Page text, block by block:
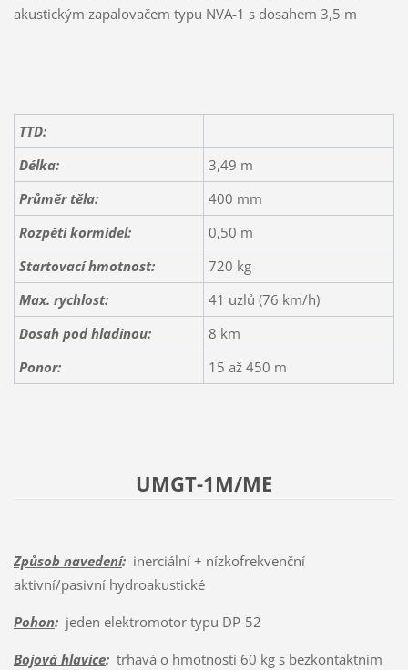
akustickým zapalovačem typu NVA-1 s dosahem 3,5 m
TTD:
Délka:
3,49 m
Průměr těla:
400 mm
Rozpětí kormidel:
0,50 m
Startovací hmotnost:
720 kg
Max. rychlost:
41 uzlů (76 km/h)
Dosah pod hladinou:
8 km
Ponor:
15 až 450 m
UMGT-1M/ME
Způsob navedení:inerciální + nízkofrekvenční
aktivní/pasivní hydroakustické
Pohon:jeden elektromotor typu DP-52
Bojová hlavice:trhavá o hmotnosti 60 kg s bezkontaktním